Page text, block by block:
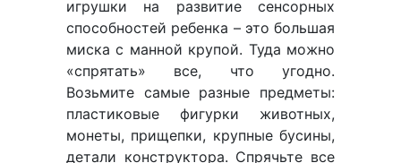
игрушки на развитие сенсорных
способностей ребенка – это большая
миска с манной крупой. Туда можно
«спрятать» все, что угодно.
Возьмите самые разные предметы:
пластиковые фигурки животных,
монеты, прищепки, крупные бусины,
детали конструктора. Спрячьте все